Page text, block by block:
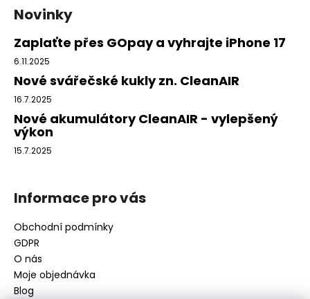
Novinky
Zaplaťte přes GOpay a vyhrajte iPhone 17
6.11.2025
Nové svářečské kukly zn. CleanAIR
16.7.2025
Nové akumulátory CleanAIR - vylepšený
výkon
15.7.2025
Informace pro vás
Obchodní podmínky
GDPR
O nás
Moje objednávka
Blog